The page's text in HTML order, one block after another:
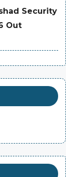
Security
Out